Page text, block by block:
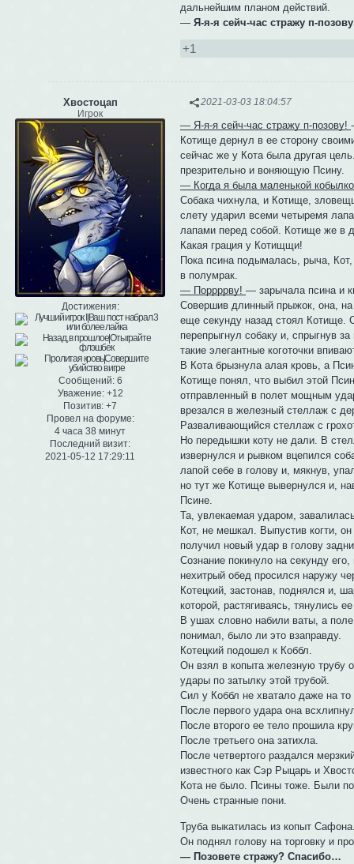
дальнейшим планом действий.
—Я-я-я сейч-час стражу п-
+1
2021-03-03 18:04:57
Хвостоцап
Игрок
Достижения:
Сообщений:6
Уважение: +12
Позитив: +7
Провел на форуме:
4 часа 38 минут
Последний визит:
2021-05-12 17:29:11
— Я-я-я сейч-час стражу п-позову!
Котище дернул в ее сторону
сейчас же у Кота была другая
презрительно и воняющую Псину.
— Когда я была маленькой
Собака чихнула, и Котище,
слету ударил всеми четыремя
лапами перед собой. Котище же в
Какая грация у Котищщи!
Пока псина подымалась, рыча, Кот,
в полумрак.
— Поррррву!— зарычала псина и
Совершив длинный прыжок, она, на
еще секунду назад стоял Котище.
перепрыгнул собаку и, спрыгнув
такие элегантные коготочки
В Кота брызнула алая кровь, а
Котище понял, что выбил этой
отправленный в полет мощным
врезался в железный стеллаж с
Разваливающийся стеллаж с
Но передышки коту не дали. В
извернулся и рывком вцепился
лапой себе в голову и, мякнув,
но тут же Котище вывернулся и,
Псине.
Та, увлекаемая ударом,
Кот, не мешкал. Выпустив когти,
получил новый удар в голову
Сознание покинуло на секунду
нехитрый обед просился наружу
Котецкий, застонав, поднялся и,
которой, растягиваясь, тянулись
В ушах словно набили ваты, а
понимал, было ли это взаправду.
Котецкий подошел к Коббл.
Он взял в копыта железную трубу
удары по затылку этой трубой.
Сил у Коббл не хватало даже на то
После первого удара она
После второго ее тело прошила
После третьего она затихла.
После четвертого раздался
известного как Сэр Рыцарь и
Кота не было. Псины тоже. Были
Очень странные пони.
Труба выкатилась из копыт
Он поднял голову на торговку и
— Позовете стражу? Спасибо…